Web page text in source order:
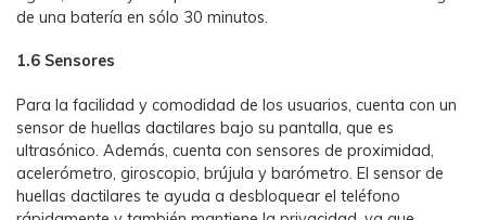
de una batería en sólo 30 minutos.
1.6 Sensores
Para la facilidad y comodidad de los usuarios, cuenta con un
sensor de huellas dactilares bajo su pantalla, que es
ultrasónico. Además, cuenta con sensores de proximidad,
acelerómetro, giroscopio, brújula y barómetro. El sensor de
huellas dactilares te ayuda a desbloquear el teléfono